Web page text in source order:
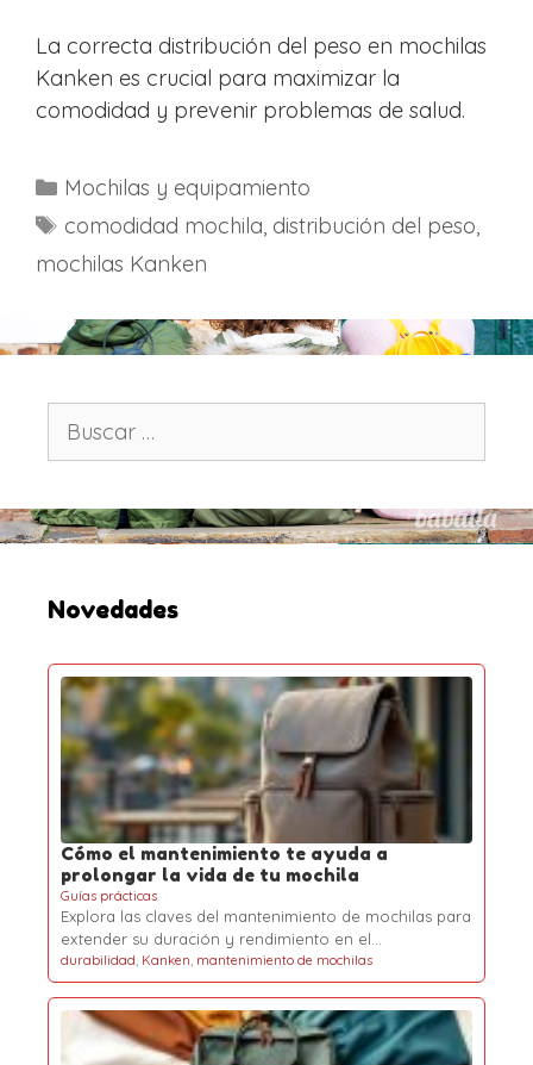
La correcta distribución del peso en mochilas
Kanken es crucial para maximizar la
comodidad y prevenir problemas de salud.
C
a
g
o
í
a
Mochilas y equipamiento
E
t
q
u
a
comodidad mochila, distribución del peso,
mochilas Kanken
c
a
:Novedades
Cómo el mantenimiento te ayuda a
prolongar la vida de tu mochila
Guías prácticas
Explora las claves del mantenimiento de mochilas para
extender su duración y rendimiento en el…
durabilidad, Kanken, mantenimiento de mochilas